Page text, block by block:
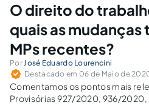
O direito do
quais as mudanças
MPs recentes?
PorJosé Eduardo Lourencini
Destacado em 06 de Maio de 2020
Comentamos os pontos mais
Provisórias 927/2020, 936/